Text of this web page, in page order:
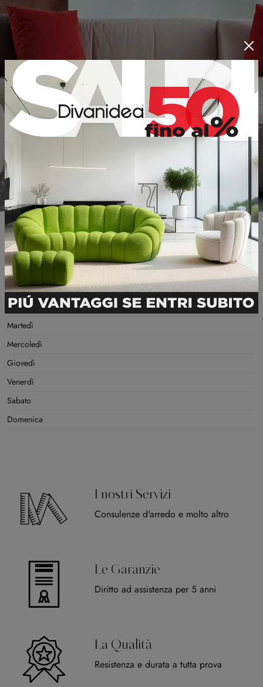
Informazioni Utili
GIORNI DI APERTURA MATTINO POMERIGGIO
Lunedì
Martedì
Mercoledì
Giovedì
Venerdì
Sabato
Domenica
I nostri Servizi
Consulenze d'arredo e molto altro
Le Garanzie
Diritto ad assistenza per 5 anni
La Qualità
Resistenza e durata a tutta prova